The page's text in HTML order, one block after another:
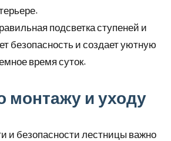
подсветка ступеней и
безопасность и создает уютную
время суток.
монтажу и уходу
и безопасности лестницы важно